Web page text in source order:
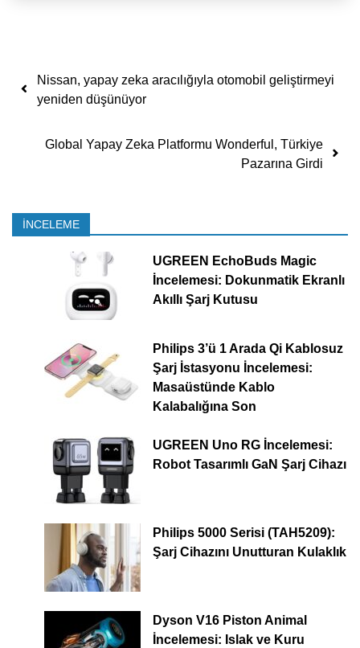
Yazı dolaşımı
Nissan, yapay zeka aracılığıyla otomobil geliştirmeyi
yeniden düşünüyor
Global Yapay Zeka Platformu Wonderful, Türkiye
Pazarına Girdi
İNCELEME
UGREEN EchoBuds Magic
İncelemesi: Dokunmatik Ekranlı
Akıllı Şarj Kutusu
Philips 3’ü 1 Arada Qi Kablosuz
Şarj İstasyonu İncelemesi:
Masaüstünde Kablo
Kalabalığına Son
UGREEN Uno RG İncelemesi:
Robot Tasarımlı GaN Şarj Cihazı
Philips 5000 Serisi (TAH5209):
Şarj Cihazını Unutturan Kulaklık
Dyson V16 Piston Animal
İncelemesi: Islak ve Kuru